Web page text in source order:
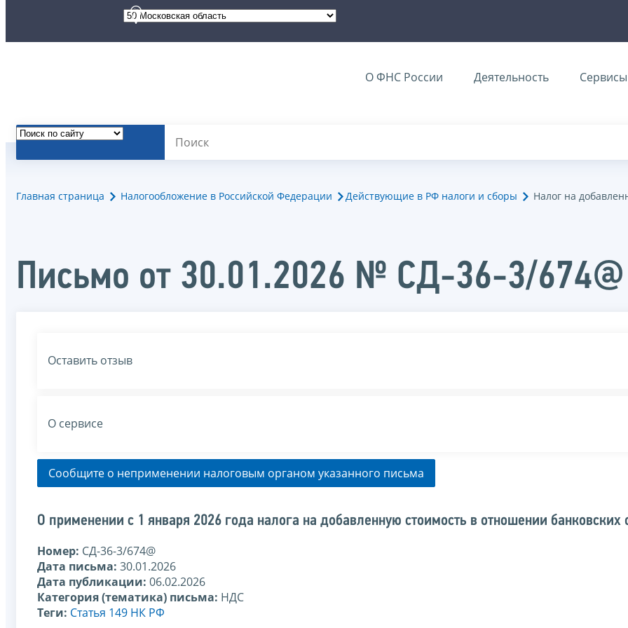
О ФНС России Деятельность Сервисы
Главная страница Налогообложение в Российской Федерации Действующие в РФ налоги и сборы Налог на
Письмо от 30.01.2026 № СД-36-3/674@
Оставить отзыв
О сервисе
Сообщите о неприменении налоговым органом указанного письма
О применении с 1 января 2026 года налога на добавленную стоимость в отношении банковских
Номер: СД-36-3/674@
Дата письма: 30.01.2026
Дата публикации: 06.02.2026
Категория (тематика) письма: НДС
Теги: Статья 149 НК РФ